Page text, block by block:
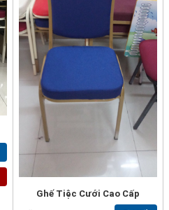
Ghế Tiệc Cưới Cao Cấp